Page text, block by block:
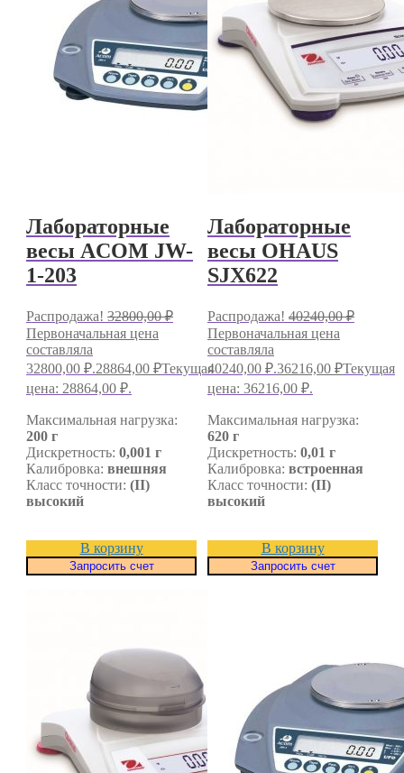
Лабораторные
весы ACOM JW-
1-203
Распродажа! 32800,00₽
Первоначальная цена
составляла
32800,00 ₽.28864,00 ₽Текущая
цена: 28864,00 ₽.
Максимальная нагрузка:
200 г
Дискретность: 0,001 г
Калибровка: внешняя
Класс точности: (II)
высокий
В корзину
Запросить счет
Лабораторные
весы OHAUS
SJX622
Распродажа! 40240,00₽
Первоначальная цена
составляла
40240,00 ₽.36216,00 ₽Текущая
цена: 36216,00 ₽.
Максимальная нагрузка:
620 г
Дискретность: 0,01 г
Калибровка: встроенная
Класс точности: (II)
высокий
В корзину
Запросить счет